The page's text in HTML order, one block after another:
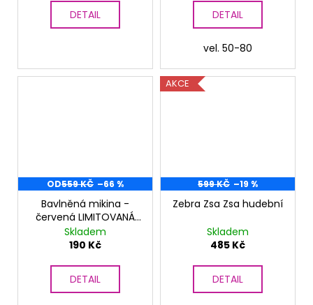
DETAIL DETAIL
vel. 50-80
OD559 KČ –66 %
Bavlněná mikina -
červená LIMITOVANÁ
KOLEKCE
Skladem
190 Kč
DETAIL
AKCE
599 KČ –19 %
Zebra Zsa Zsa hudební
Skladem
485 Kč
DETAIL